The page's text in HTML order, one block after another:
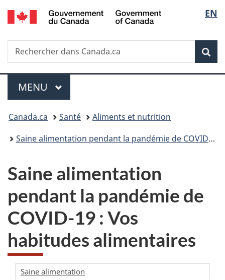
Passer
au
principal
Passer
à
Au
du
Passer
à
version
simplifiée
de
la
EN
Recherche
Rechercher
dans
Menu
MENU PRINCIPAL
Vous
êtes
Canada.ca Santé
Aliments et nutrition
Saine alimentation pendant la pandémie de COVID-19
Saine alimentation
pendant la pandémie de
COVID-19 : Vos
habitudes alimentaires
Saine alimentation